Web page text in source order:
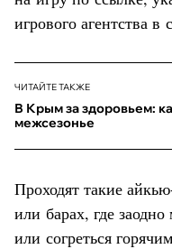
игрового агентства в
ЧИТАЙТЕ ТАКЖЕ
В Крым за здоровьем:
межсезонье
Проходят такие
или барах, где
или согреться